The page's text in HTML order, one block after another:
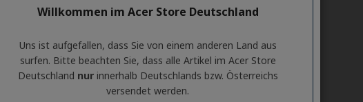
Willkommen im Acer Store Deutschland
Uns ist aufgefallen, dass Sie von einem anderen Land aus
surfen. Bitte beachten Sie, dass alle Artikel im Acer Store
Deutschland nurinnerhalb Deutschlands bzw. Österreichs
versendet werden.